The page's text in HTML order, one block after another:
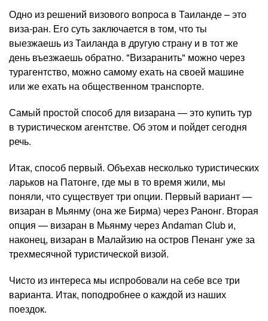
Одно из решений визового вопроса в Таиланде – это
виза-ран. Его суть заключается в том, что ты
выезжаешь из Таиланда в другую страну и в тот же
день въезжаешь обратно. "Визаранить" можно через
турагентство, можно самому ехать на своей машине
или же ехать на общественном транспорте.
Самый простой способ для визарана — это купить тур
в туристическом агентстве. Об этом и пойдет сегодня
речь.
Итак, способ первый. Объехав несколько туристических
ларьков на Патонге, где мы в то время жили, мы
поняли, что существует три опции. Первый вариант —
визаран в Мьянму (она же Бирма) через Ранонг. Вторая
опция — визаран в Мьянму через Andaman Club и,
наконец, визаран в Малайзию на остров Пенанг уже за
трехмесячной туристической визой.
Чисто из интереса мы испробовали на себе все три
варианта. Итак, поподробнее о каждой из наших
поездок.